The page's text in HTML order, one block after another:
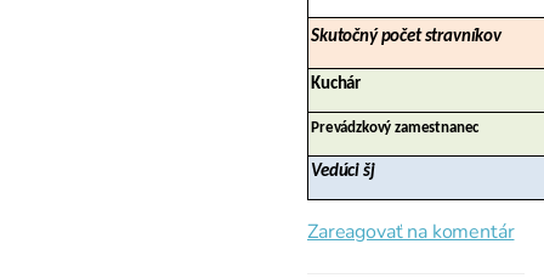
Skutočný počet stravníkov
Kuchár
Prevádzkový zamestnanec
Vedúci šj
Zareagovať na komentár